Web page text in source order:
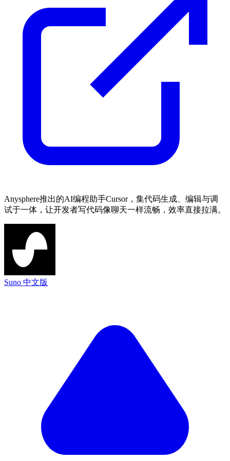
Anysphere推出的AI编程助手Cursor，集代码生成、编辑与调
试于一体，让开发者写代码像聊天一样流畅，效率直接拉满。
Suno 中文版